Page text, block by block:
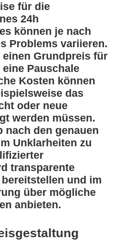
für die
24h
können je nach
Problems variieren.
einen Grundpreis für
Pauschale
Kosten können
das
oder neue
werden müssen.
nach den genauen
Unklarheiten zu
transparente
und im
über mögliche
anbieten.